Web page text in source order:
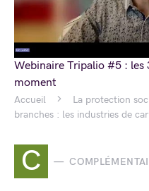
Accueil
La protection
branches : les industries de
C
Webinaire Tripalio #5 : les
moment